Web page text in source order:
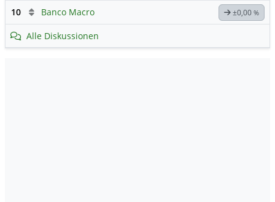
10 Banco Macro ±0,00 %
Alle Diskussionen